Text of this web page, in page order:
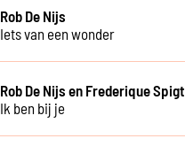
Rob De Nijs
Iets van een wonder
Rob De Nijs en Frederique Spigt
Ik ben bij je